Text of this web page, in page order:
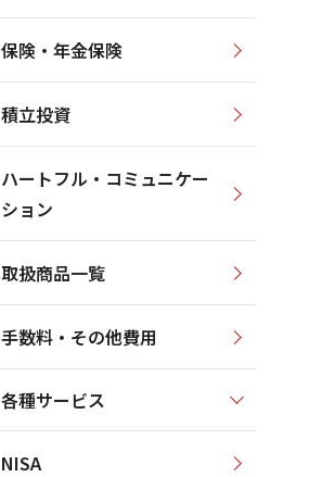
保険・年金保険
積立投資
ハートフル・コミュニケー
ション
取扱商品一覧
手数料・その他費用
各種サービス
NISA